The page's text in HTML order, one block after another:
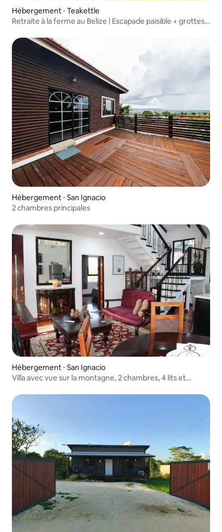
Hébergement ⋅ Teakettle
Retraite à la ferme au Belize | Escapade paisible + grottes
Hébergement ⋅ San Ignacio
2 chambres principales
Hébergement ⋅ San Ignacio
Villa avec vue sur la montagne, 2 chambres, 4 lits et